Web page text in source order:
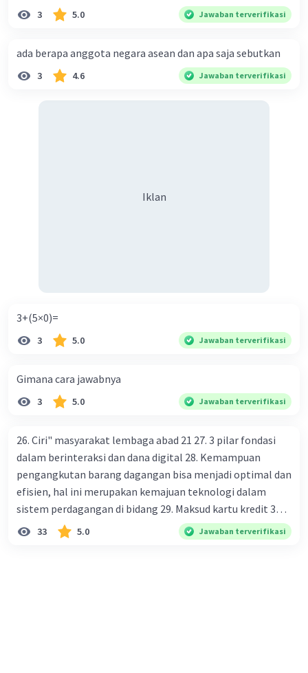
3 5.0 Jawaban terverifikasi
ada berapa anggota negara asean dan apa saja sebutkan
3 4.6 Jawaban terverifikasi
Iklan
3+(5×0)=
3 5.0 Jawaban terverifikasi
Gimana cara jawabnya
3 5.0 Jawaban terverifikasi
26. Ciri" masyarakat lembaga abad 21 27. 3 pilar fondasi
dalam berinteraksi dan dana digital 28. Kemampuan
pengangkutan barang dagangan bisa menjadi optimal dan
efisien, hal ini merupakan kemajuan teknologi dalam
sistem perdagangan di bidang 29. Maksud kartu kredit 30.
Manfaat penggunaan teknologi informasi di bidang
perdagangan bagi masyarakat 31. Keuntungan
33 5.0 Jawaban terverifikasi